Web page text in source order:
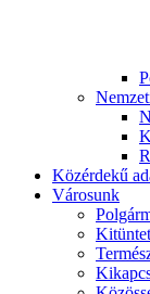
Közérdekű
Városunk